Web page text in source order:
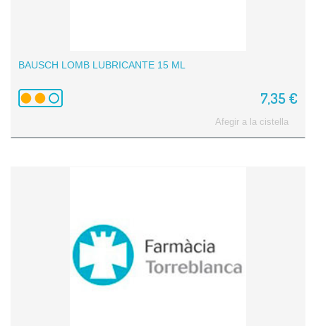
BAUSCH LOMB LUBRICANTE 15 ML
7,35 €
Afegir a la cistella